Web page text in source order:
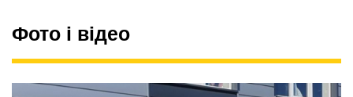
Фото і відео